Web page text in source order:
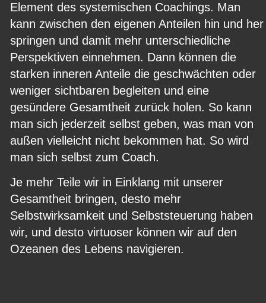
Element des systemischen Coachings. Man
kann zwischen den eigenen Anteilen hin und
springen und damit mehr unterschiedliche
Perspektiven einnehmen. Dann können die
starken inneren Anteile die geschwächten oder
weniger sichtbaren begleiten und eine
gesündere Gesamtheit zurück holen. So kann
man sich jederzeit selbst geben, was man von
außen vielleicht nicht bekommen hat. So wird
man sich selbst zum Coach.
Je mehr Teile wir in Einklang mit unserer
Gesamtheit bringen, desto mehr
Selbstwirksamkeit und Selbststeuerung haben
wir, und desto virtuoser können wir auf den
Ozeanen des Lebens navigieren.